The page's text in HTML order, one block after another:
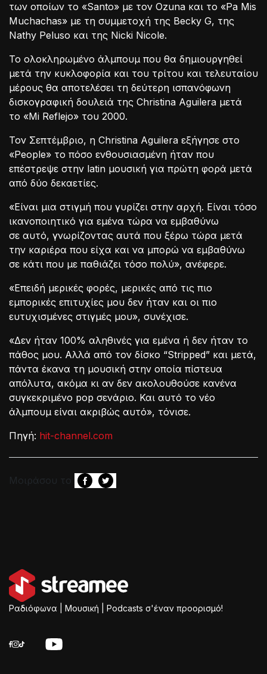
των οποίων το «Santo» με τον Ozuna και το «Pa Mis
Muchachas» με τη συμμετοχή της Becky G, της
Nathy Peluso και της Nicki Nicole.
Το ολοκληρωμένο άλμπουμ που θα δημιουργηθεί
μετά την κυκλοφορία και του τρίτου και τελευταίου
μέρους θα αποτελέσει τη δεύτερη ισπανόφωνη
δισκογραφική δουλειά της Christina Aguilera μετά
το «Mi Reflejo» του 2000.
Τον Σεπτέμβριο, η Christina Aguilera εξήγησε στο
«People» το πόσο ενθουσιασμένη ήταν που
επέστρεψε στην latin μουσική για πρώτη φορά μετά
από δύο δεκαετίες.
«Είναι μια στιγμή που γυρίζει στην αρχή. Είναι τόσο
ικανοποιητικό για εμένα τώρα να εμβαθύνω
σε αυτό, γνωρίζοντας αυτά που ξέρω τώρα μετά
την καριέρα που είχα και να μπορώ να εμβαθύνω
σε κάτι που με παθιάζει τόσο πολύ», ανέφερε.
«Επειδή μερικές φορές, μερικές από τις πιο
εμπορικές επιτυχίες μου δεν ήταν και οι πιο
ευτυχισμένες στιγμές μου», συνέχισε.
«Δεν ήταν 100% αληθινές για εμένα ή δεν ήταν το
πάθος μου. Αλλά από τον δίσκο “Stripped” και μετά,
πάντα έκανα τη μουσική στην οποία πίστευα
απόλυτα, ακόμα κι αν δεν ακολουθούσε κανένα
συγκεκριμένο pop σενάριο. Και αυτό το νέο
άλμπουμ είναι ακριβώς αυτό», τόνισε.
Πηγή: hit-channel.com
Μοιράσου το
Ραδιόφωνα | Μουσική | Podcasts σ'έναν προορισμό!